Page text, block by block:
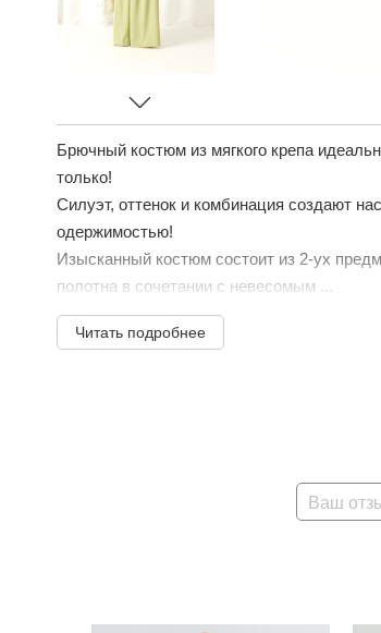
Брючный костюм из мягкого крепа
только!
Силуэт, оттенок и комбинация создают
одержимостью!
Изысканный костюм состоит из 2-ух
полотна в сочетании с невесомым ...
Читать подробнее
Ваш